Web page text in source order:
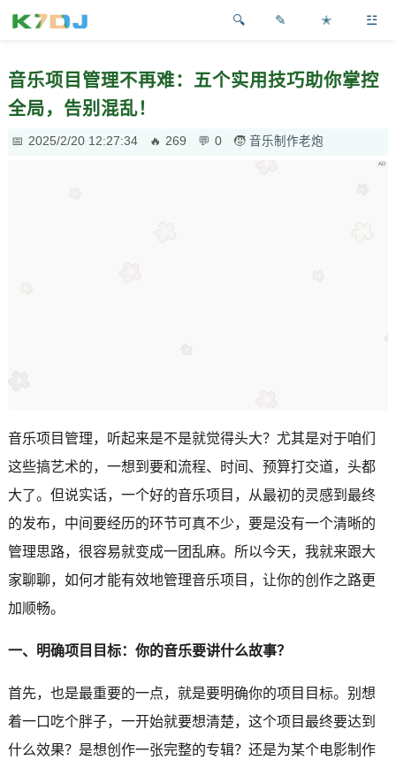
✎ ✭ ☳
音乐项目管理不再难：五个实用技巧助你掌控
全局，告别混乱！
2025/2/20 12:27:34 269 0 音乐制作老炮
音乐项目管理，听起来是不是就觉得头大？尤其是对于咱们
这些搞艺术的，一想到要和流程、时间、预算打交道，头都
大了。但说实话，一个好的音乐项目，从最初的灵感到最终
的发布，中间要经历的环节可真不少，要是没有一个清晰的
管理思路，很容易就变成一团乱麻。所以今天，我就来跟大
家聊聊，如何才能有效地管理音乐项目，让你的创作之路更
加顺畅。
一、明确项目目标：你的音乐要讲什么故事？
首先，也是最重要的一点，就是要明确你的项目目标。别想
着一口吃个胖子，一开始就要想清楚，这个项目最终要达到
什么效果？是想创作一张完整的专辑？还是为某个电影制作